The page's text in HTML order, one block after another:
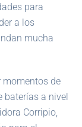
para
a los
mucha
momentos de
baterías a nivel
Corripio,